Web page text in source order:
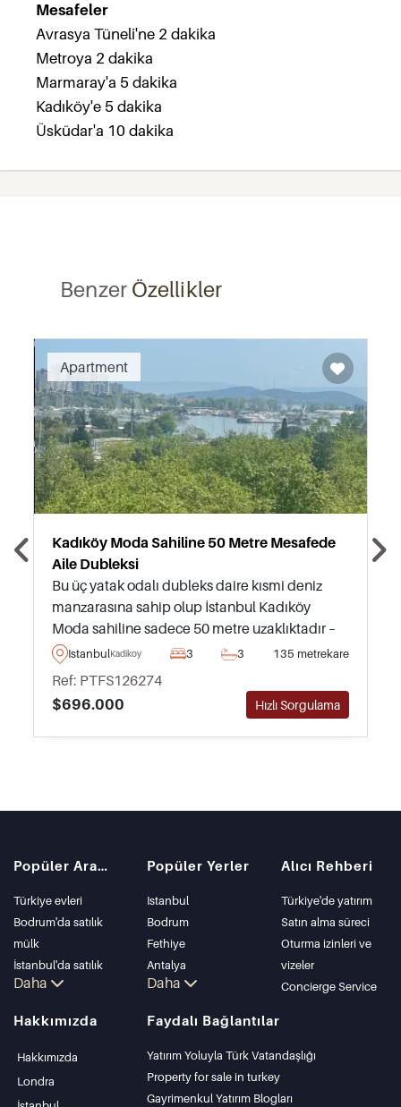
Mesafeler
Avrasya Tüneli'ne 2 dakika
Metroya 2 dakika
Marmaray'a 5 dakika
Kadıköy'e 5 dakika
Üsküdar'a 10 dakika
BenzerÖzellikler
Apartment
Kadıköy Moda Sahiline 50 Metre Mesafede
Aile Dubleksi
Bu üç yatak odalı dubleks daire kısmi deniz
manzarasına sahip olup İstanbul Kadıköy
Moda sahiline sadece 50 metre uzaklıktadır –
aile yaşamı için uygun olup kesinlikle
görülmesi tavsiye edilir.
IstanbulKadikoy 3 3 135 metrekare
Ref: PTFS126274
$696.000
Hızlı Sorgulama
Popüler Aramalar
Türkiye evleri
Bodrum'da satılık
mülk
İstanbul'da satılık
daire
Bodrum Villası
Antalya'da satılık
Daha
Popüler Yerler
Istanbul
Bodrum
Fethiye
Antalya
Kalkan
Kas
Bursa
Gocek
Side
Daha
Alıcı Rehberi
Türkiye'de yatırım
Satın alma süreci
Oturma izinleri ve
vizeler
Concierge Service
Hakkımızda
Hakkımızda
Londra
Faydalı Bağlantılar
Yatırım Yoluyla Türk Vatandaşlığı
Property for sale in turkey
Gayrimenkul Yatırım Blogları